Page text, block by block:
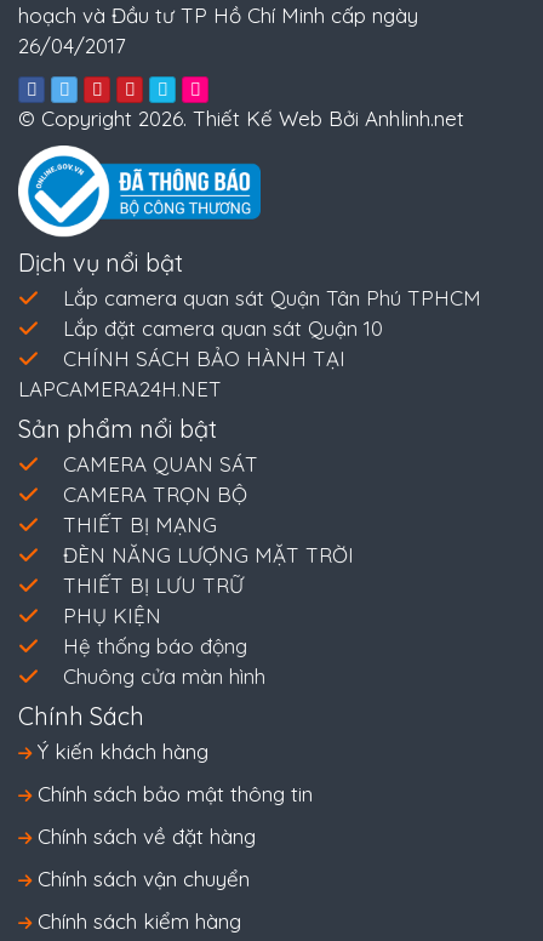
hoạch và Đầu tư TP Hồ Chí Minh cấp ngày
26/04/2017
© Copyright 2026. Thiết Kế Web Bởi Anhlinh.net
Dịch vụ nổi bật
Lắp camera quan sát Quận Tân Phú TPHCM
Lắp đặt camera quan sát Quận 10
CHÍNH SÁCH BẢO HÀNH TẠI
LAPCAMERA24H.NET
Sản phẩm nổi bật
CAMERA QUAN SÁT
CAMERA TRỌN BỘ
THIẾT BỊ MẠNG
ĐÈN NĂNG LƯỢNG MẶT TRỜI
THIẾT BỊ LƯU TRỮ
PHỤ KIỆN
Hệ thống báo động
Chuông cửa màn hình
Chính Sách
Ý kiến khách hàng
Chính sách bảo mật thông tin
Chính sách về đặt hàng
Chính sách vận chuyển
Chính sách kiểm hàng